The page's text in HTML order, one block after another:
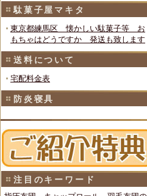
駄菓子屋マキタ
東京都練馬区 懐かしい駄菓子等 お
もちゃはどうですか 発送も致します
送料について
宅配料金表
防炎寝具
注目のキーワード